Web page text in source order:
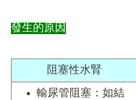
發生的原因
阻塞性水腎
輸尿管阻塞：如結